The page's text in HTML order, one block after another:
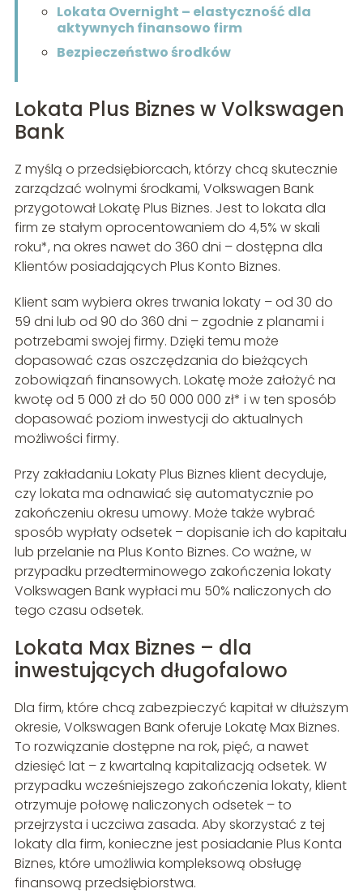
Lokata Overnight – elastyczność dla
aktywnych finansowo firm
Bezpieczeństwo środków
Lokata Plus Biznes w Volkswagen
Bank
Z myślą o przedsiębiorcach, którzy chcą skutecznie
zarządzać wolnymi środkami, Volkswagen Bank
przygotował Lokatę Plus Biznes. Jest to lokata dla
firm ze stałym oprocentowaniem do 4,5% w skali
roku*, na okres nawet do 360 dni – dostępna dla
Klientów posiadających Plus Konto Biznes.
Klient sam wybiera okres trwania lokaty – od 30 do
59 dni lub od 90 do 360 dni – zgodnie z planami i
potrzebami swojej firmy. Dzięki temu może
dopasować czas oszczędzania do bieżących
zobowiązań finansowych. Lokatę może założyć na
kwotę od 5 000 zł do 50 000 000 zł* i w ten sposób
dopasować poziom inwestycji do aktualnych
możliwości firmy.
Przy zakładaniu Lokaty Plus Biznes klient decyduje,
czy lokata ma odnawiać się automatycznie po
zakończeniu okresu umowy. Może także wybrać
sposób wypłaty odsetek – dopisanie ich do kapitału
lub przelanie na Plus Konto Biznes. Co ważne, w
przypadku przedterminowego zakończenia lokaty
Volkswagen Bank wypłaci mu 50% naliczonych do
tego czasu odsetek.
Lokata Max Biznes – dla
inwestujących długofalowo
Dla firm, które chcą zabezpieczyć kapitał w dłuższym
okresie, Volkswagen Bank oferuje Lokatę Max Biznes.
To rozwiązanie dostępne na rok, pięć, a nawet
dziesięć lat – z kwartalną kapitalizacją odsetek. W
przypadku wcześniejszego zakończenia lokaty, klient
otrzymuje połowę naliczonych odsetek – to
przejrzysta i uczciwa zasada. Aby skorzystać z tej
lokaty dla firm, konieczne jest posiadanie Plus Konta
Biznes, które umożliwia kompleksową obsługę
finansową przedsiębiorstwa.